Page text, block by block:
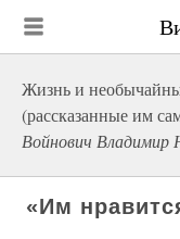
Жизнь и
(рассказанные им
Войнович Владимир
«Им